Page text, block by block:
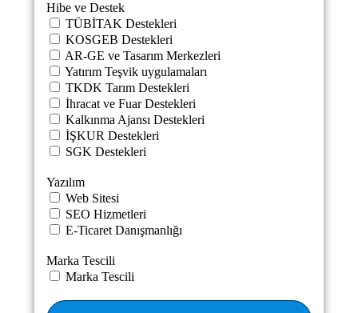
Hibe ve Destek
TÜBİTAK Destekleri
KOSGEB Destekleri
AR-GE ve Tasarım Merkezleri
Yatırım Teşvik uygulamaları
TKDK Tarım Destekleri
İhracat ve Fuar Destekleri
Kalkınma Ajansı Destekleri
İŞKUR Destekleri
SGK Destekleri
Yazılım
Web Sitesi
SEO Hizmetleri
E-Ticaret Danışmanlığı
Marka Tescili
Marka Tescili